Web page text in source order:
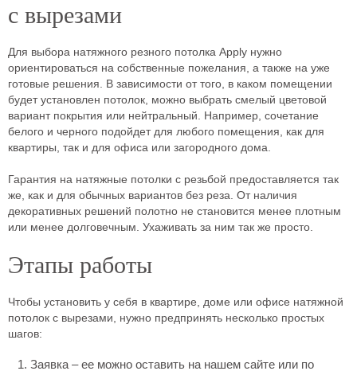
с вырезами
Для выбора натяжного резного потолка Apply нужно
ориентироваться на собственные пожелания, а также на уже
готовые решения. В зависимости от того, в каком помещении
будет установлен потолок, можно выбрать смелый цветовой
вариант покрытия или нейтральный. Например, сочетание
белого и черного подойдет для любого помещения, как для
квартиры, так и для офиса или загородного дома.
Гарантия на натяжные потолки с резьбой предоставляется так
же, как и для обычных вариантов без реза. От наличия
декоративных решений полотно не становится менее плотным
или менее долговечным. Ухаживать за ним так же просто.
Этапы работы
Чтобы установить у себя в квартире, доме или офисе натяжной
потолок с вырезами, нужно предпринять несколько простых
шагов:
Заявка – ее можно оставить на нашем сайте или по